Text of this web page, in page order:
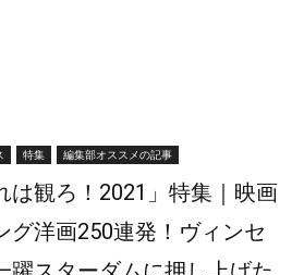
特集 編集部オススメの記事
は観ろ！2021」特集｜映画
グ洋画250連発！ヴィンセ